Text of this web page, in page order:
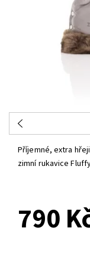
Příjemné, extra
zimní rukavice
790